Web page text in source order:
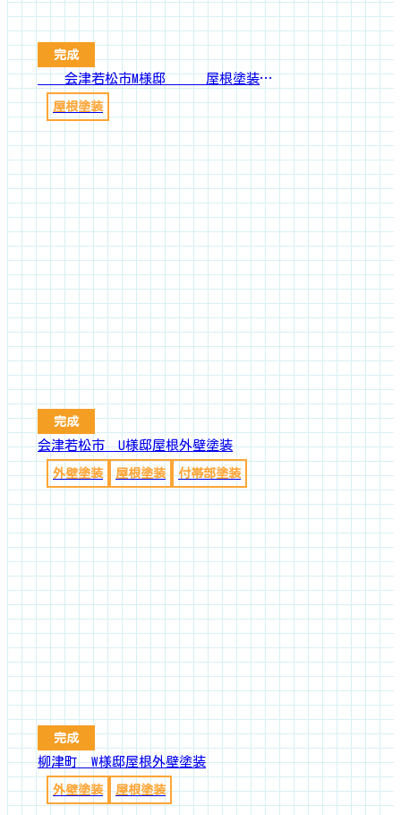
完成
会津若松市M様邸 屋根塗装工事
屋根塗装
完成
会津若松市 U様邸屋根外壁塗装
外壁塗装 屋根塗装 付帯部塗装
完成
柳津町 W様邸屋根外壁塗装
外壁塗装 屋根塗装